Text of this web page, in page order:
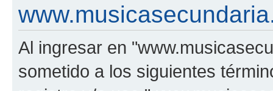
Al ingresar en
sometido a los siguientes